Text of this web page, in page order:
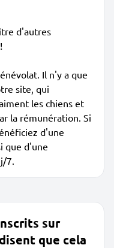
d'autres
Il n'y a que
site, qui
les chiens et
la rémunération. Si
d'une
que d'une
7.
sur
que cela